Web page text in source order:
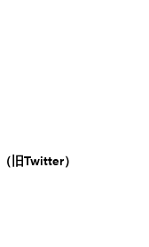
（旧Twitter）